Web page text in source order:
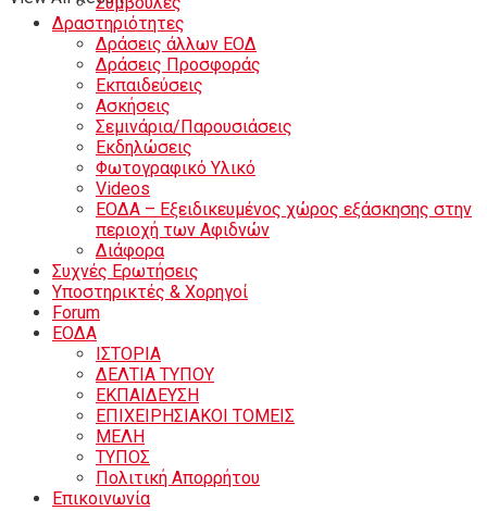
Δραστηριότητες
Δράσεις άλλων ΕΟΔ
Δράσεις Προσφοράς
Εκπαιδεύσεις
Ασκήσεις
Σεμινάρια/Παρουσιάσεις
Εκδηλώσεις
Φωτογραφικό Υλικό
Videos
ΕΟΔΑ – Εξειδικευμένος χώρος εξάσκησης στην
περιοχή των Αφιδνών
Διάφορα
Συχνές Ερωτήσεις
Υποστηρικτές & Χορηγοί
Forum
ΕΟΔA
ΙΣΤΟΡΙΑ
ΔΕΛΤΙΑ ΤΥΠΟΥ
ΕΚΠΑΙΔΕΥΣΗ
ΕΠΙΧΕΙΡΗΣΙΑΚΟΙ ΤΟΜΕΙΣ
ΜΕΛΗ
ΤΥΠΟΣ
Πολιτική Απορρήτου
Eπικοινωνία